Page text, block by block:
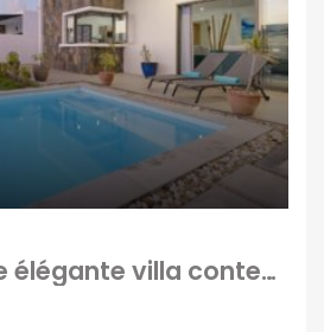
En vente cette élégante villa contemporaine T4 meublée de 140 m2 située à Grand Baie île Maurice